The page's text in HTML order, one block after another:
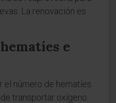
La renovación es
e
el número de hematíes
transportar oxígeno.